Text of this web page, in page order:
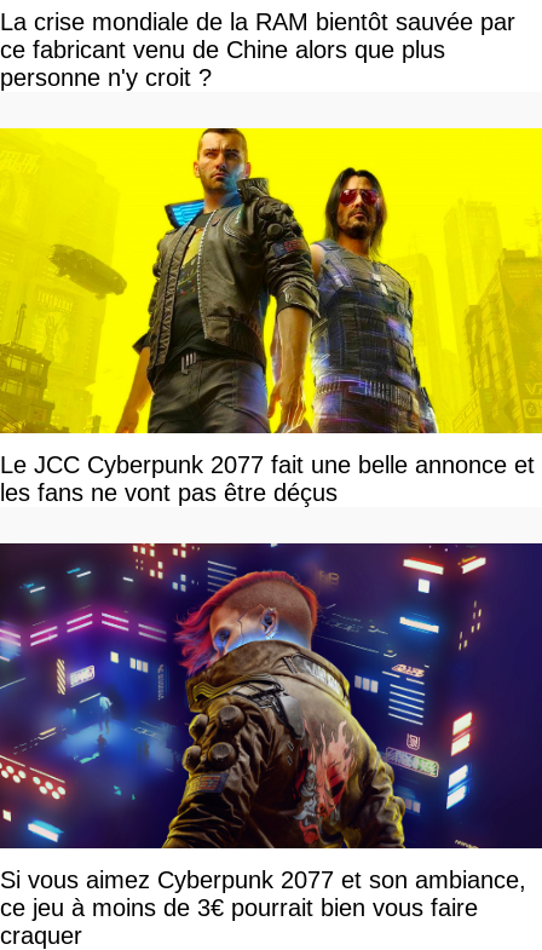
La crise mondiale de la RAM bientôt sauvée par
ce fabricant venu de Chine alors que plus
personne n'y croit ?
Le JCC Cyberpunk 2077 fait une belle annonce et
les fans ne vont pas être déçus
Si vous aimez Cyberpunk 2077 et son ambiance,
ce jeu à moins de 3€ pourrait bien vous faire
craquer